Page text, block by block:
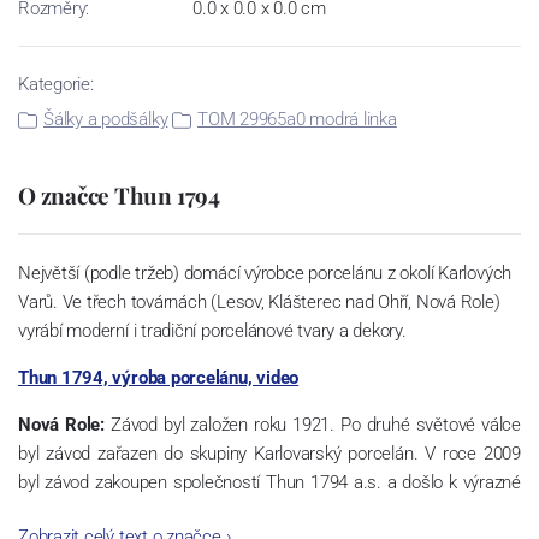
Rozměry: 0.0 x 0.0 x 0.0 cm
Kategorie:
Šálky a podšálky
TOM 29965a0 modrá linka
O značce Thun 1794
Největší (podle tržeb) domácí výrobce porcelánu z okolí Karlových
Varů. Ve třech továrnách (Lesov, Klášterec nad Ohří, Nová Role)
vyrábí moderní i tradiční porcelánové tvary a dekory.
Thun 1794, výroba porcelánu, video
Nová Role: Závod byl založen roku 1921. Po druhé světové válce
byl závod zařazen do skupiny Karlovarský porcelán. V roce 2009
byl závod zakoupen společností Thun 1794 a.s. a došlo k výrazné